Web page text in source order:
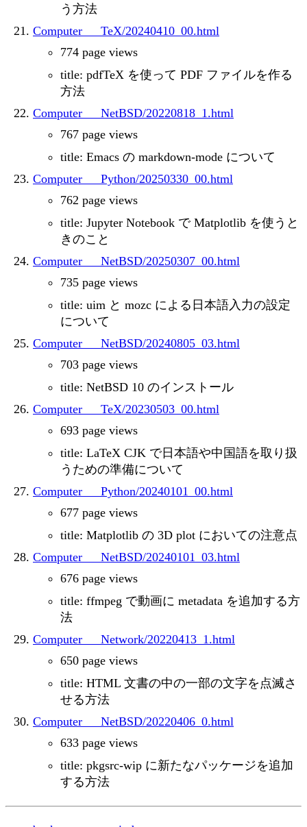
う方法
Computer___TeX/20240410_00.html
774 page views
title: pdfTeX を使って PDF ファイルを作る
方法
Computer___NetBSD/20220818_1.html
767 page views
title: Emacs の markdown-mode について
Computer___Python/20250330_00.html
762 page views
title: Jupyter Notebook で Matplotlib を使うと
きのこと
Computer___NetBSD/20250307_00.html
735 page views
title: uim と mozc による日本語入力の設定
について
Computer___NetBSD/20240805_03.html
703 page views
title: NetBSD 10 のインストール
Computer___TeX/20230503_00.html
693 page views
title: LaTeX CJK で日本語や中国語を取り扱
うための準備について
Computer___Python/20240101_00.html
677 page views
title: Matplotlib の 3D plot においての注意点
Computer___NetBSD/20240101_03.html
676 page views
title: ffmpeg で動画に metadata を追加する方
法
Computer___Network/20220413_1.html
650 page views
title: HTML 文書の中の一部の文字を点滅さ
せる方法
Computer___NetBSD/20220406_0.html
633 page views
title: pkgsrc-wip に新たなパッケージを追加
する方法